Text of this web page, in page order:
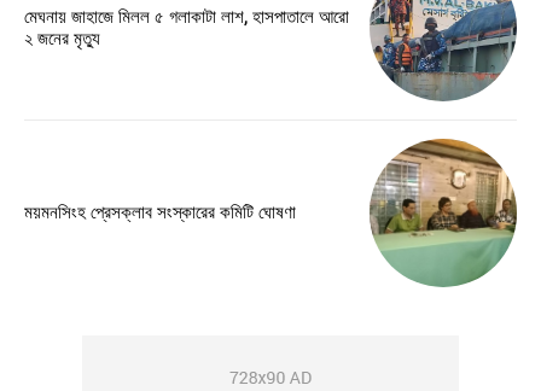
মেঘনায় জাহাজে মিলল ৫ গলাকাটা লাশ, হাসপাতালে আরো
২ জনের মৃত্যু
ময়মনসিংহ প্রেসক্লাব সংস্কারের কমিটি ঘোষণা